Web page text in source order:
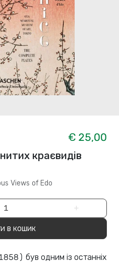
€ 25,00
краєвидів
Views of Edo
+
в кошик
був одним із останніх